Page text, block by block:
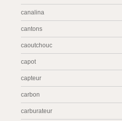
canalina
cantons
caoutchouc
capot
capteur
carbon
carburateur